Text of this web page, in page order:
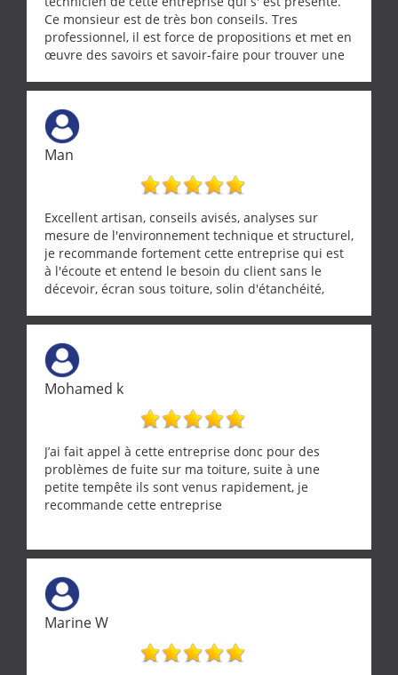
Ce monsieur est de très bon conseils. Tres
professionnel, il est force de propositions et met en
œuvre des savoirs et savoir-faire pour trouver une
demande de l écoute et de la considération, ce qui
ne se trouve que chez les pationnés de leur métier.
Merci a ce monsieur pour sa disponibilité
Man
Excellent artisan, conseils avisés, analyses sur
mesure de l'environnement technique et structurel,
je recommande fortement cette entreprise qui est
à l'écoute et entend le besoin du client sans le
décevoir, écran sous toiture, solin d'étanchéité,
récupérateur d'eau, tout a été parfaitement mis en
œuvre sans besoin d'y revenir. confiance assurée.
Mohamed k
J’ai fait appel à cette entreprise donc pour des
problèmes de fuite sur ma toiture, suite à une
petite tempête ils sont venus rapidement, je
recommande cette entreprise
Marine W